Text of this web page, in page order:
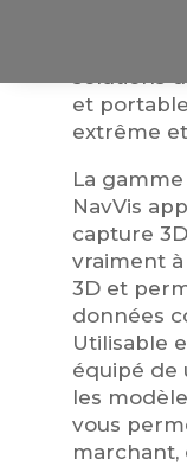
solutions
et
extrême
La
NavVis
capture
vraiment
3D et
données
Utilisable
équipé de
les
vous
marchant,